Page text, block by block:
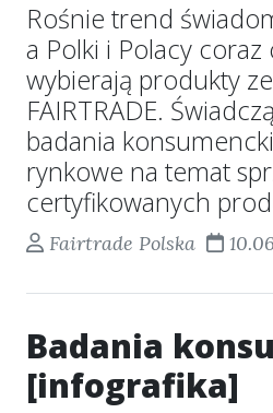
Rośnie trend
a Polki i Polacy coraz
wybierają produkty
FAIRTRADE.
badania
rynkowe na temat
certyfikowanych
Fairtrade Polska
Badania
[infografika]